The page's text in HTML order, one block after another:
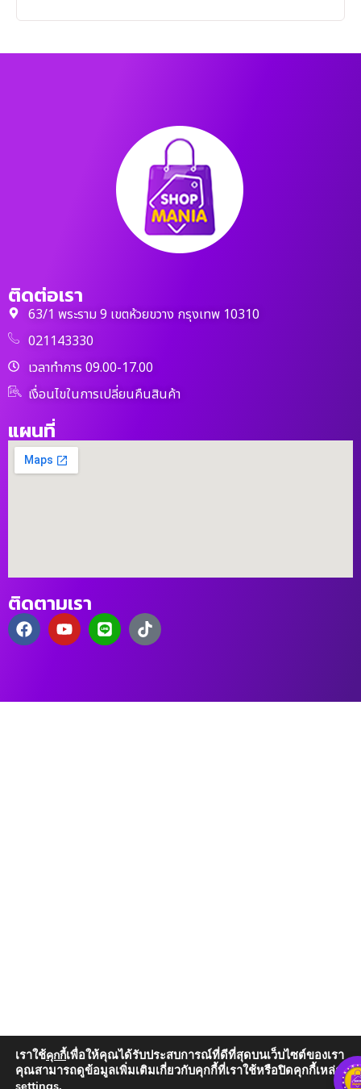
ติดต่อเรา
63/1 พระราม 9 เขตห้วยขวาง กรุงเทพ 10310
021143330
เวลาทำการ 09.00-17.00
เงื่อนไขในการเปลี่ยนคืนสินค้า
แผนที่
ติดตามเรา
เราใช้คุกกี้เพื่อให้คุณได้รับประสบการณ์ที่ดีที่สุดบนเว็บไซต์ของเรา
คุณสามารถดูข้อมูลเพิ่มเติมเกี่ยวกับคุกกี้ที่เราใช้หรือปิดคุกกี้เหล่านั้น
settings.